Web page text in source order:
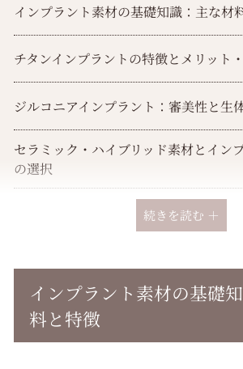
インプラント素材の基礎知識：主な材
チタンインプラントの特徴とメリット
ジルコニアインプラント：審美性と生
セラミック・ハイブリッド素材とイン
の選択
インプラント素材の費用比較と保険適
医院概要
続きを読む ＋
インプラント素材の基礎
料と特徴